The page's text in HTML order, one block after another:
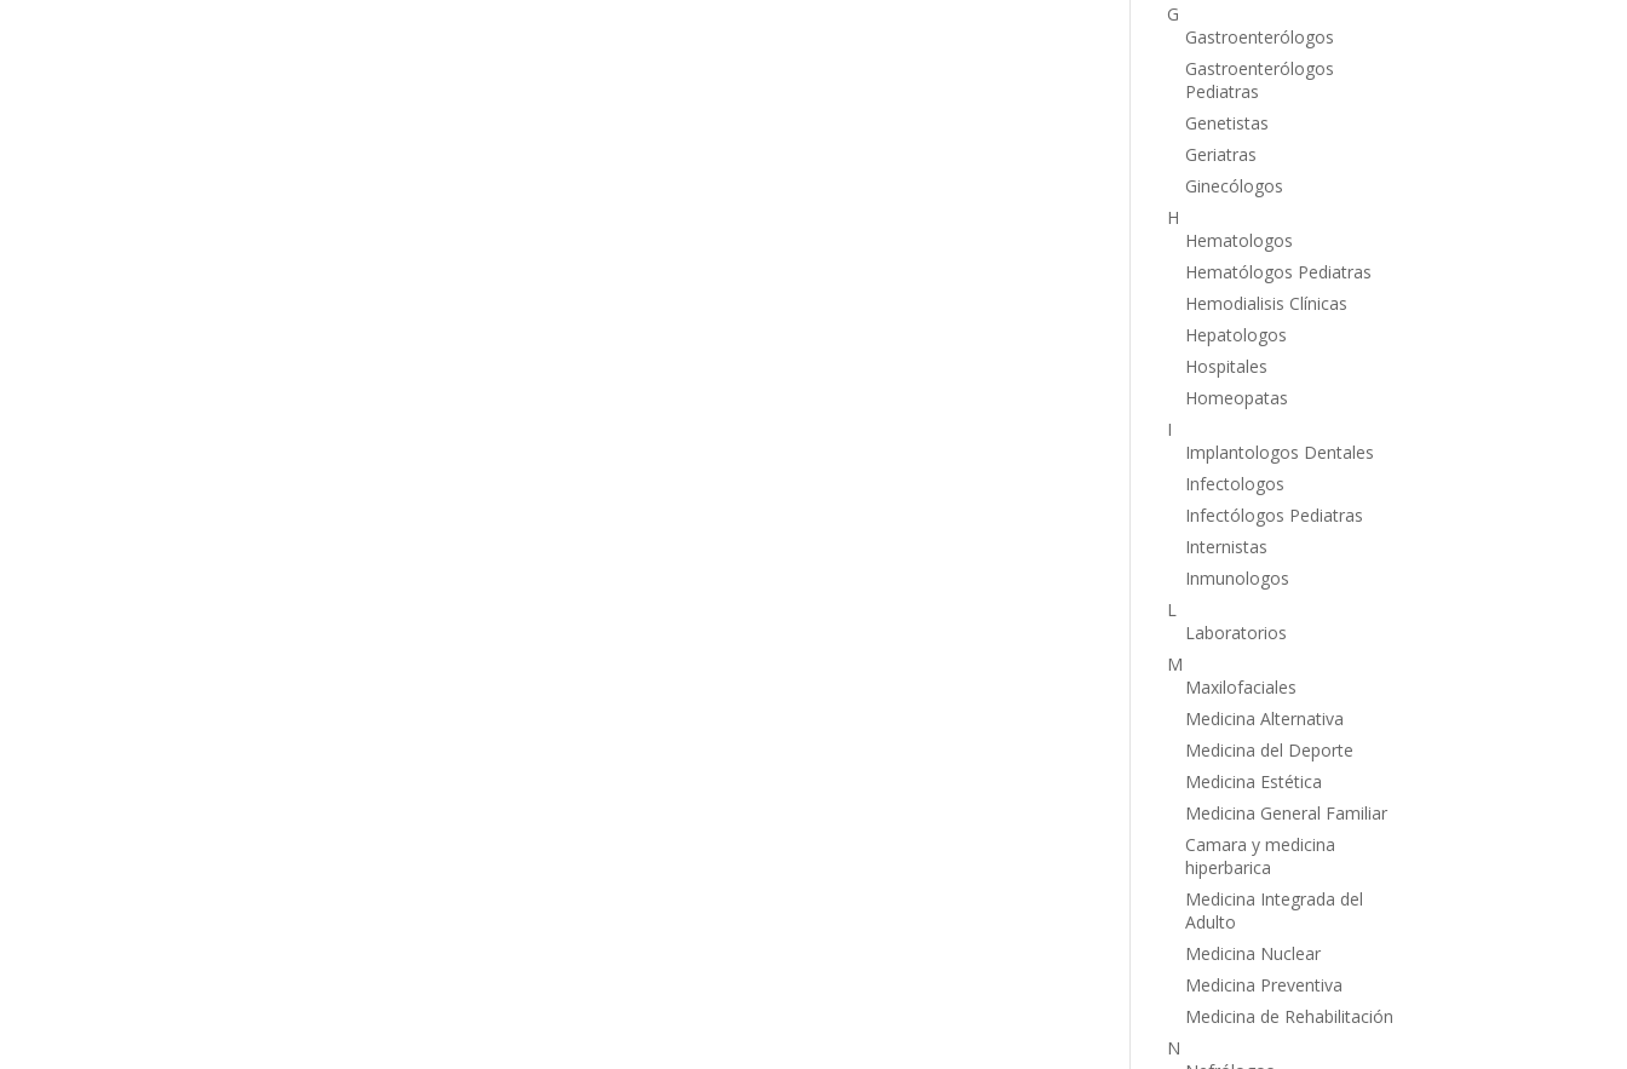
G
Gastroenterólogos
Gastroenterólogos
Pediatras
Genetistas
Geriatras
Ginecólogos
H
Hematologos
Hematólogos Pediatras
Hemodialisis Clínicas
Hepatologos
Hospitales
Homeopatas
I
Implantologos Dentales
Infectologos
Infectólogos Pediatras
Internistas
Inmunologos
L
Laboratorios
M
Maxilofaciales
Medicina Alternativa
Medicina del Deporte
Medicina Estética
Medicina General Familiar
Camara y medicina
hiperbarica
Medicina Integrada del
Adulto
Medicina Nuclear
Medicina Preventiva
Medicina de Rehabilitación
N